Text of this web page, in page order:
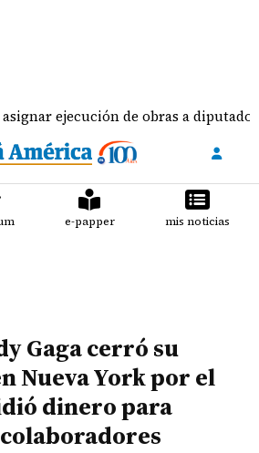
de obras a diputados
e-papper mis noticias
Gaga cerró su
Nueva York por el
dinero para